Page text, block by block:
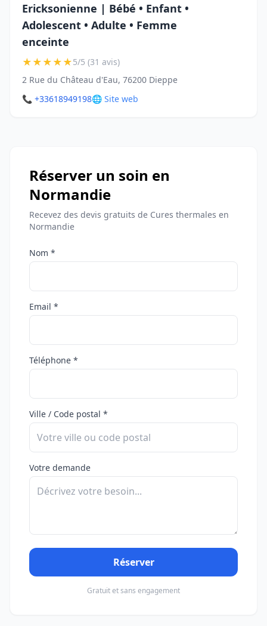
Ericksonienne | Bébé • Enfant •
Adolescent • Adulte • Femme
enceinte
★★★★★5/5 (31 avis)
2 Rue du Château d'Eau, 76200 Dieppe
📞 +33618949198🌐 Site web
Réserver un soin en
Normandie
Recevez des devis gratuits de Cures thermales en
Normandie
Nom *
Email *
Téléphone *
Ville / Code postal *
Votre demande
Réserver
Gratuit et sans engagement